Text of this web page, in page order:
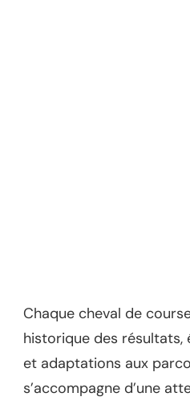
Chaque cheval de
historique des
et adaptations aux
s’accompagne d’une